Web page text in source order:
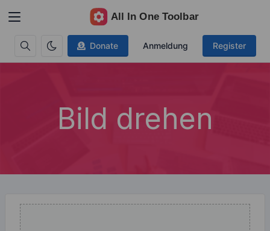
Donate Anmeldung Register
Bild drehen